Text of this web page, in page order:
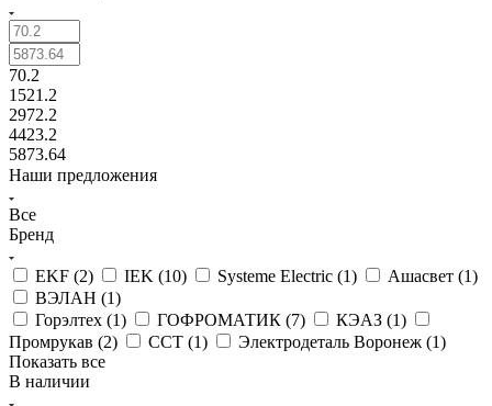
70.2
1521.2
2972.2
4423.2
5873.64
Наши предложения
Все
Бренд
EKF (2) IEK (10) Systeme Electric (1) Ашасвет (1)
ВЭЛАН (1)
Горэлтех (1) ГОФРОМАТИК (7) КЭАЗ (1)
Промрукав (2) ССТ (1) Электродеталь Воронеж (1)
Показать все
В наличии